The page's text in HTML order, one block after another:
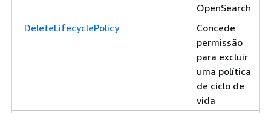
OpenSearch
DeleteLifecyclePolicy
Concede
permissão
para excluir
uma política
de ciclo de
vida